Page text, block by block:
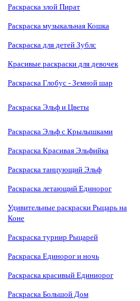
Раскраска злой Пират
Раскраска музыкальная Кошка
Раскраска для детей Зублс
Красивые раскраски для девочек
Раскраска Глобус - Земной шар
Раскраска Эльф и Цветы
Раскраска Эльф с Крылышками
Раскраска Красивая Эльфийка
Раскраска танцующий Эльф
Раскраска летающий Единорог
Удивительные раскраски Рыцарь на
Коне
Раскраска турнир Рыцарей
Раскраска Единорог и ночь
Раскраска красивый Единиорог
Раскраска Большой Дом